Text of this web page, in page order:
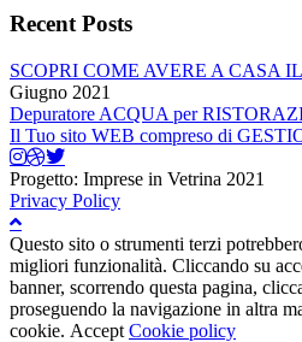
Recent Posts
SCOPRI COME AVERE A CASA
Giugno 2021
Depuratore ACQUA per
Il Tuo sito WEB compreso di
Progetto: Imprese in Vetrina 2021
Privacy Policy
Questo sito o strumenti terzi
migliori funzionalità. Cliccando su
banner, scorrendo questa pagina,
proseguendo la navigazione in altra
cookie. Accept Cookie policy